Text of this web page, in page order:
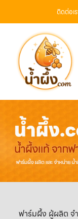
ติดต่อเ
ฟาร์มผึ้ง ผู้ผลิต จ